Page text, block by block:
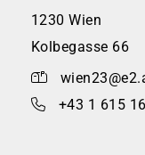
1230 Wien
Kolbegasse 66
+43 1 615